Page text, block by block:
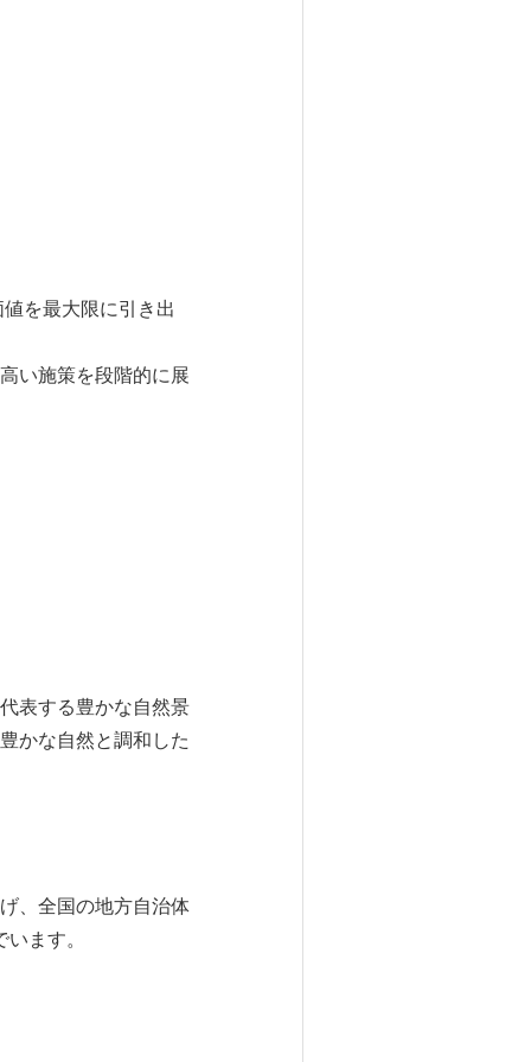
を最大限に引き出
い施策を段階的に展
表する豊かな自然景
かな自然と調和した
、全国の地方自治体
ます。